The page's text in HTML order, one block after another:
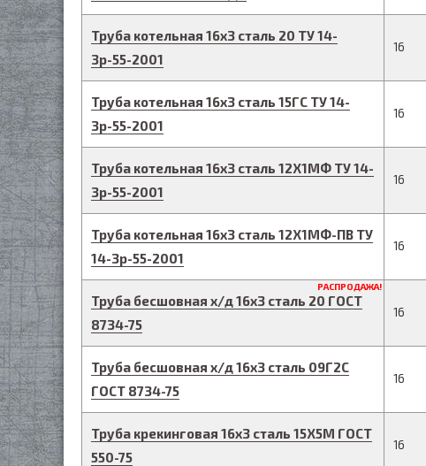
Труба котельная 16х3 сталь 20 ТУ 14-
3р-55-2001
16
Труба котельная 16х3 сталь 15ГС ТУ 14-
3р-55-2001
16
Труба котельная 16х3 сталь 12Х1МФ ТУ 14-
3р-55-2001
16
Труба котельная 16х3 сталь 12Х1МФ-ПВ ТУ
14-3р-55-2001
16
РАСПРОДАЖА!
Труба бесшовная х/д16х3 сталь 20 ГОСТ
8734-75
16
Труба бесшовная х/д16х3 сталь 09Г2С
ГОСТ 8734-75
16
Труба крекинговая 16х3 сталь 15Х5М ГОСТ
550-75
16